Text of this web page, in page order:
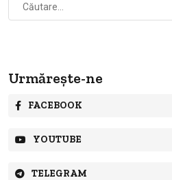
după:
Urmărește-ne
FACEBOOK
YOUTUBE
TELEGRAM